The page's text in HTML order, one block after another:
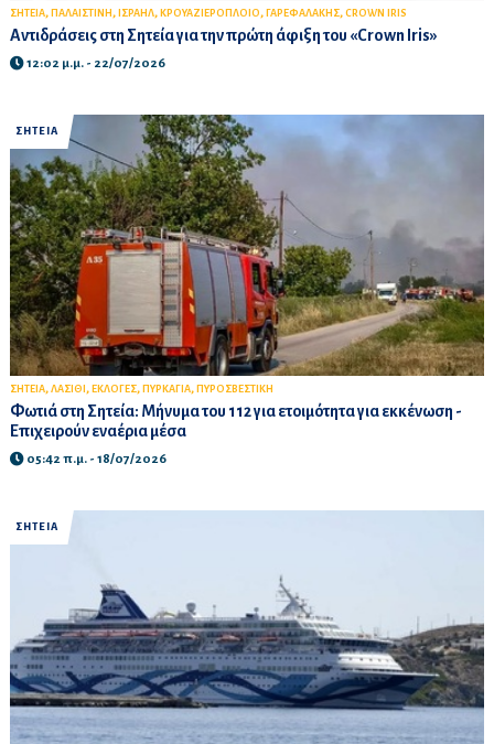
ΣΗΤΕΙΑ, ΠΑΛΑΙΣΤΙΝΗ , ΙΣΡΑΗΛ, ΚΡΟΥΑΖΙΕΡΟΠΛΟΙΟ, ΓΑΡΕΦΑΛΑΚΗΣ, CROWN IRIS
Αντιδράσεις στη Σητεία για την πρώτη άφιξη του «Crown Iris»
12:02 μ.μ. - 22/07/2026
ΣΗΤΕΙΑ
ΣΗΤΕΙΑ, ΛΑΣΙΘΙ , ΕΚΛΟΓΕΣ, ΠΥΡΚΑΓΙΑ, ΠΥΡΟΣΒΕΣΤΙΚΗ
Φωτιά στη Σητεία: Μήνυμα του 112 για ετοιμότητα για εκκένωση -
Επιχειρούν εναέρια μέσα
05:42 π.μ. - 18/07/2026
ΣΗΤΕΙΑ